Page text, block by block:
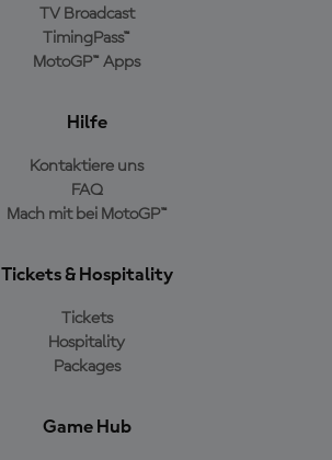
TV Broadcast
TimingPass™
MotoGP™ Apps
Hilfe
Kontaktiere uns
FAQ
Mach mit bei MotoGP™
Tickets & Hospitality
Tickets
Hospitality
Packages
Game Hub